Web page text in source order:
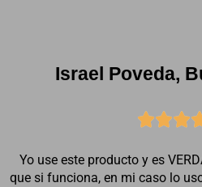
Israel Poveda,

Yo use este producto y es
que si funciona, en mi caso lo